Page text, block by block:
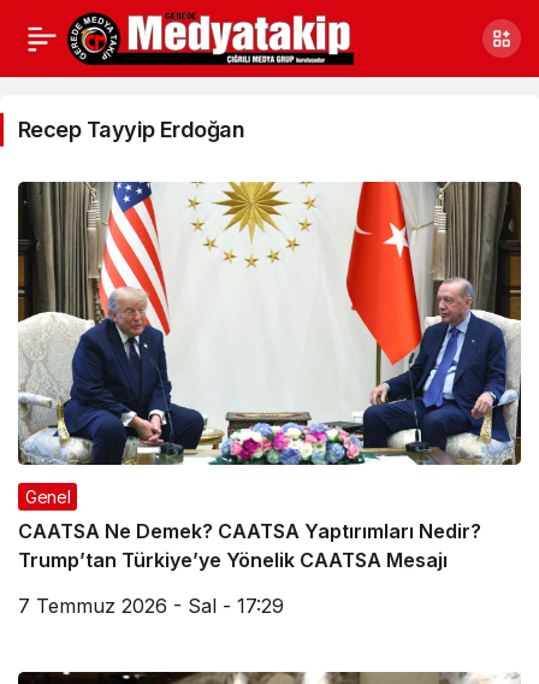
Recep
Tayyip
Erdoğan
Haberleri
Recep Tayyip Erdoğan
Genel
CAATSA Ne Demek? CAATSA Yaptırımları Nedir?
Trump’tan Türkiye’ye Yönelik CAATSA Mesajı
7 Temmuz 2026 - Sal - 17:29